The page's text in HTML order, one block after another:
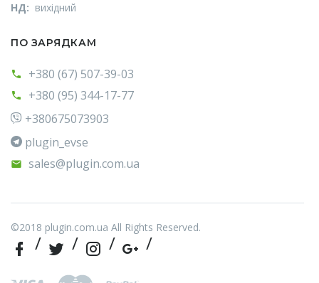
НД: вихідний
ПО ЗАРЯДКАМ
+380 (67) 507-39-03
+380 (95) 344-17-77
+380675073903
plugin_evse
sales@plugin.com.ua
©2018 plugin.com.ua All Rights Reserved.